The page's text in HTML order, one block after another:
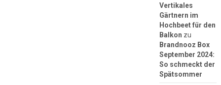
Vertikales
Gärtnern im
Hochbeet für den
Balkon zu
Brandnooz Box
September 2024:
So schmeckt der
Spätsommer